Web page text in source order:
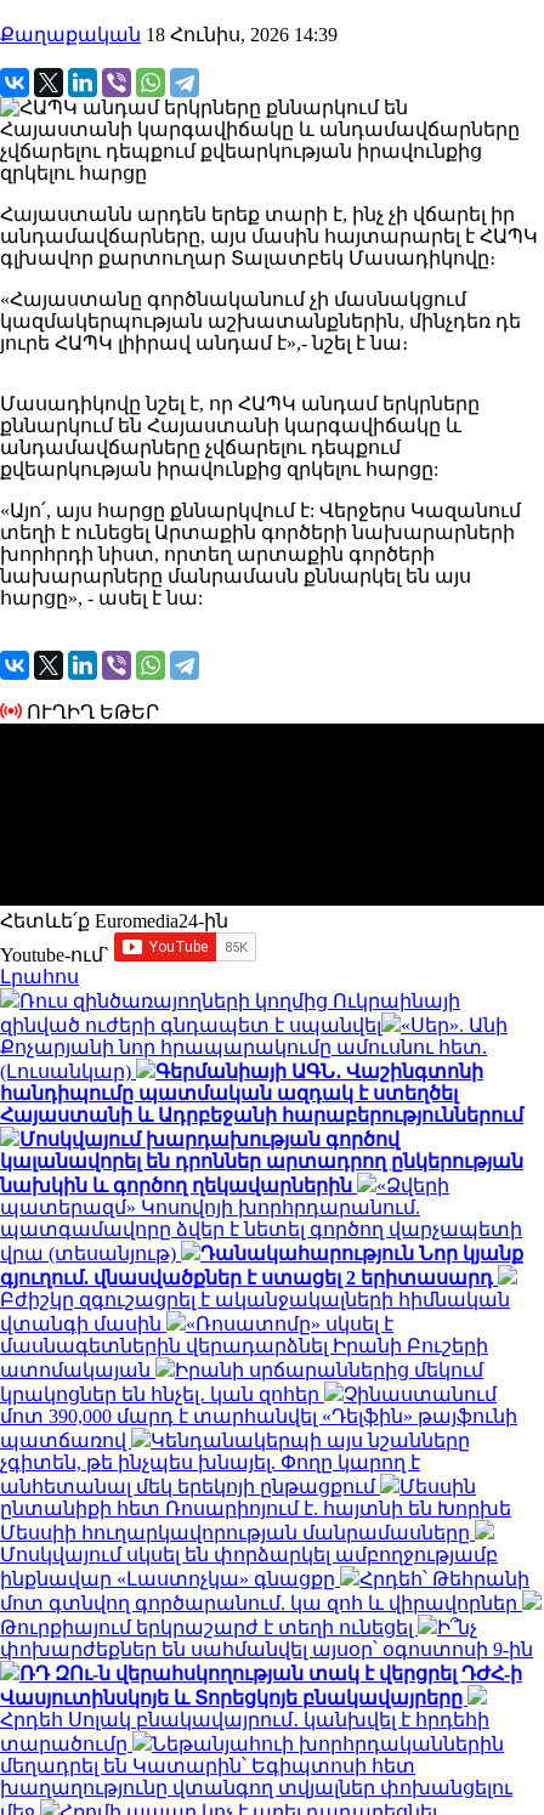
Քաղաքական 18 Հունիս, 2026 14:39
Հայաստանն արդեն երեք տարի է, ինչ չի վճարել իր
անդամավճարները, այս մասին հայտարարել է ՀԱՊԿ
գլխավոր քարտուղար Տալատբեկ Մասադիկովը։
«Հայաստանը գործնականում չի մասնակցում
կազմակերպության աշխատանքներին, մինչդեռ դե
յուրե ՀԱՊԿ լիիրավ անդամ է»,- նշել է նա։
Մասադիկովը նշել է, որ ՀԱՊԿ անդամ երկրները
քննարկում են Հայաստանի կարգավիճակը և
անդամավճարները չվճարելու դեպքում
քվեարկության իրավունքից զրկելու հարցը:
«Այո՛, այս հարցը քննարկվում է: Վերջերս Կազանում
տեղի է ունեցել Արտաքին գործերի նախարարների
խորհրդի նիստ, որտեղ արտաքին գործերի
նախարարները մանրամասն քննարկել են այս
հարցը», - ասել է նա:
ՈՒՂԻՂ ԵԹԵՐ
Հետևե՛ք Euromedia24-ին
Youtube-ում`
Լրահոս
Ռուս զինծառայողների կողմից Ուկրաինայի
զինված ուժերի գնդապետ է սպանվել
«Սեր». Անի
Քոչարյանի նոր հրապարակումը ամուսնու հետ.
(Լուսանկար)
Գերմանիայի ԱԳՆ․ Վաշինգտոնի
հանդիպումը պատմական ազդակ է ստեղծել
Հայաստանի և Ադրբեջանի հարաբերություններում
Մոսկվայում խարդախության գործով
կալանավորել են դրոններ արտադրող ընկերության
նախկին և գործող ղեկավարներին
«Ձվերի
պատերազմ» Կոսովոյի խորհրդարանում.
պատգամավորը ձվեր է նետել գործող վարչապետի
վրա (տեսանյութ)
Դանակահարություն Նոր կյանք
գյուղում. վնասվածքներ է ստացել 2 երիտասարդ
Բժիշկը զգուշացրել է ականջակալների հիմնական
վտանգի մասին
«Ռոսատոմը» սկսել է
մասնագետներին վերադարձնել Իրանի Բուշերի
ատոմակայան
Իրանի սրճարաններից մեկում
կրակոցներ են հնչել․ կան զոհեր
Չինաստանում
մոտ 390,000 մարդ է տարհանվել «Դելֆին» թայֆունի
պատճառով
Կենդանակերպի այս նշանները
չգիտեն, թե ինչպես խնայել. Փողը կարող է
անհետանալ մեկ երեկոյի ընթացքում
Մեսսին
ընտանիքի հետ Ռոսարիոյում է. հայտնի են Խորխե
Մեսսիի հուղարկավորության մանրամասները
Մոսկվայում սկսել են փորձարկել ամբողջությամբ
ինքնավար «Լաստոչկա» գնացքը
Հրդեհ՝ Թեհրանի
մոտ գտնվող գործարանում. կա զոհ և վիրավորներ
Թուրքիայում երկրաշարժ է տեղի ունեցել
Ի՞նչ
փոխարժեքներ են սահմանվել այսօր՝ օգոստոսի 9-ին
ՌԴ ԶՈւ-ն վերահսկողության տակ է վերցրել ԴԺՀ-ի
Վասյուտինսկոյե և Տորեցկոյե բնակավայրերը
Հրդեհ Սոլակ բնակավայրում․ կանխվել է հրդեհի
տարածումը
Նեթանյահուի խորհրդականներին
մեղադրել են Կատարին՝ Եգիպտոսի հետ
խաղաղությունը վտանգող տվյալներ փոխանցելու